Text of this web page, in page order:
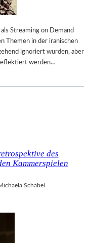
Streaming on Demand
Themen in der iranischen
ignoriert wurden, aber
werden…
des
Kammerspielen
Schabel